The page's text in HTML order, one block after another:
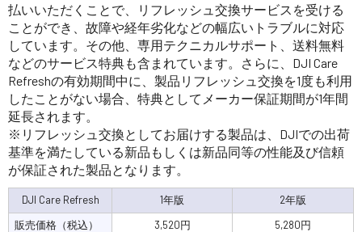
払いいただくことで、リフレッシュ交換サービスを受ける
ことができ、故障や経年劣化などの幅広いトラブルに対応
しています。その他、専用テクニカルサポート、送料無料
などのサービス特典も含まれています。さらに、DJI Care
Refreshの有効期間中に、製品リフレッシュ交換を1度も利用
したことがない場合、特典としてメーカー保証期間が1年間
延長されます。
※リフレッシュ交換としてお届けする製品は、DJIでの出荷
基準を満たしている新品もしくは新品同等の性能及び信頼
が保証された製品となります。
DJI Care Refresh 1年版
2年版
販売価格（税込）
3,520円
5,280円